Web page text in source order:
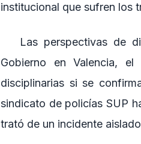
institucional que sufren los
Las perspectivas de
Gobierno en Valencia,
disciplinarias si se
sindicato de policías SUP
trató de un incidente